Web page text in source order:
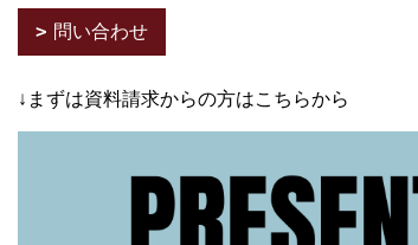
問い合わせ
↓まずは資料請求からの方はこちらから